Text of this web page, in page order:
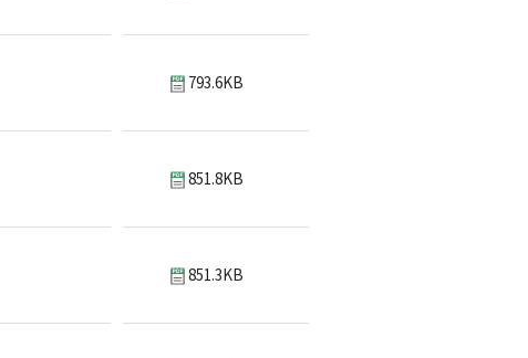
793.6KB
851.8KB
851.3KB